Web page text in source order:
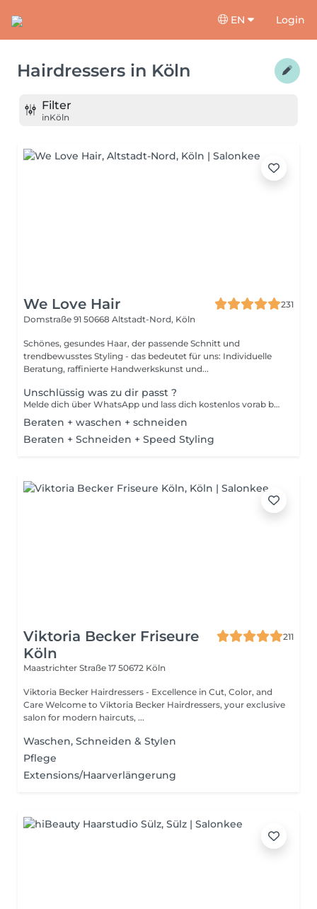
EN Login
Hairdressers in Köln
Filter
inKöln
We Love Hair
231
Domstraße 91 50668 Altstadt-Nord, Köln
Schönes, gesundes Haar, der passende Schnitt und
trendbewusstes Styling - das bedeutet für uns: Individuelle
Beratung, raffinierte Handwerkskunst und...
Unschlüssig was zu dir passt ?
Melde dich über WhatsApp und lass dich kostenlos vorab beraten:). AUSSER HAARSCHNITTE!!! Die kannst du immer buchen.. +4917624881495 Schicke mir Bilder von deinen aktuellen Haaren und von deinem Wunsch.. sobald Wir Zeit haben ,werden wir schauen welche Schritte benötigt werden um deinen Wunsch zu realisieren. Ebenso bekommst du eine Preisspanne womit du kalkulieren kannst.
Beraten + waschen + schneiden
Beraten + Schneiden + Speed Styling
Viktoria Becker Friseure
Köln
211
Maastrichter Straße 17 50672 Köln
Viktoria Becker Hairdressers - Excellence in Cut, Color, and
Care Welcome to Viktoria Becker Hairdressers, your exclusive
salon for modern haircuts, ...
Waschen, Schneiden & Stylen
Pflege
Extensions/Haarverlängerung